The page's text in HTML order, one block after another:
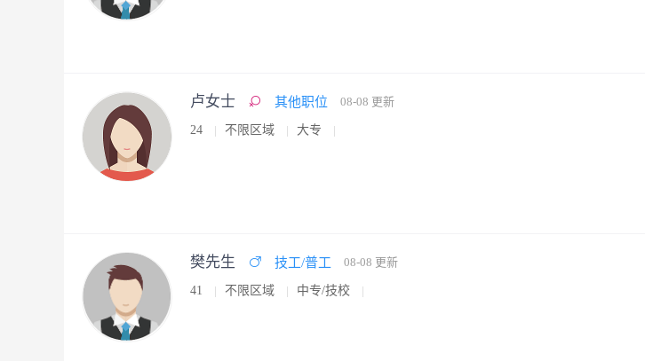
卢女士 其他职位 08-08 更新
24 不限区域 大专
樊先生 技工/普工 08-08 更新
41 不限区域 中专/技校